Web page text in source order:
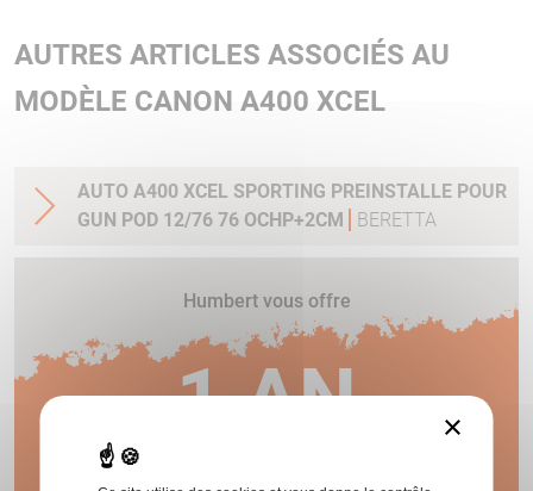
AUTRES ARTICLES ASSOCIÉS AU
MODÈLE CANON A400 XCEL
AUTO A400 XCEL SPORTING PREINSTALLE POUR
GUN POD 12/76 76 OCHP+2CM
BERETTA
Humbert vous offre
1 AN
DE GARANTIE !
×